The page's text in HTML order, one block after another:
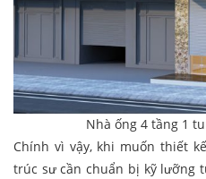
Nhà ống 4 tầng 1
Chính vì vậy, khi muốn thiết
trúc sư cần chuẩn bị kỹ lưỡng